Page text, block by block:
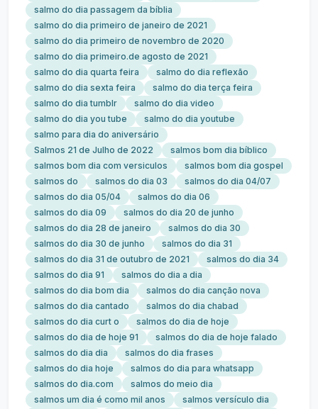
salmo do dia passagem da bíblia
salmo do dia primeiro de janeiro de 2021
salmo do dia primeiro de novembro de 2020
salmo do dia primeiro.de agosto de 2021
salmo do dia quarta feira
salmo do dia reflexão
salmo do dia sexta feira
salmo do dia terça feira
salmo do dia tumblr
salmo do dia video
salmo do dia you tube
salmo do dia youtube
salmo para dia do aniversário
Salmos 21 de Julho de 2022
salmos bom dia bíblico
salmos bom dia com versiculos
salmos bom dia gospel
salmos do
salmos do dia 03
salmos do dia 04/07
salmos do dia 05/04
salmos do dia 06
salmos do dia 09
salmos do dia 20 de junho
salmos do dia 28 de janeiro
salmos do dia 30
salmos do dia 30 de junho
salmos do dia 31
salmos do dia 31 de outubro de 2021
salmos do dia 34
salmos do dia 91
salmos do dia a dia
salmos do dia bom dia
salmos do dia canção nova
salmos do dia cantado
salmos do dia chabad
salmos do dia curt o
salmos do dia de hoje
salmos do dia de hoje 91
salmos do dia de hoje falado
salmos do dia dia
salmos do dia frases
salmos do dia hoje
salmos do dia para whatsapp
salmos do dia.com
salmos do meio dia
salmos um dia é como mil anos
salmos versículo dia